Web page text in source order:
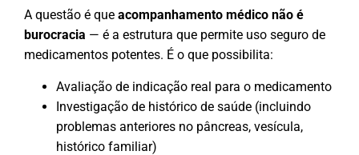
A questão é que acompanhamento médico não é
burocracia — é a estrutura que permite uso seguro de
medicamentos potentes. É o que possibilita:
Avaliação de indicação real para o medicamento
Investigação de histórico de saúde (incluindo
problemas anteriores no pâncreas, vesícula,
histórico familiar)